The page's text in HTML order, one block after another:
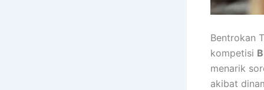
Bentrokan
kompetisi
menarik
akibat